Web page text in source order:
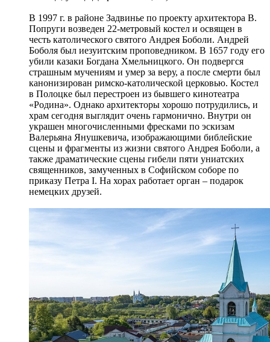
В 1997 г. в районе Задвинье по проекту архитектора В.
Попруги возведен 22-метровый костел и освящен в
честь католического святого Андрея Боболи. Андрей
Боболя был иезуитским проповедником. В 1657 году его
убили казаки Богдана Хмельницкого. Он подвергся
страшным мучениям и умер за веру, а после смерти был
канонизирован римско-католической церковью. Костел
в Полоцке был перестроен из бывшего кинотеатра
«Родина». Однако архитекторы хорошо потрудились, и
храм сегодня выглядит очень гармонично. Внутри он
украшен многочисленными фресками по эскизам
Валерьяна Янушкевича, изображающими библейские
сцены и фрагменты из жизни святого Андрея Боболи, а
также драматические сцены гибели пяти униатских
священников, замученных в Софийском соборе по
приказу Петра І. На хорах работает орган – подарок
немецких друзей.